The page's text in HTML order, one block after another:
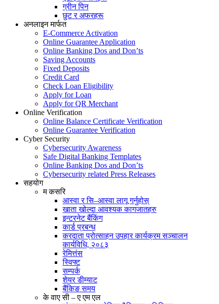
ग्रीन पिन
छुट र अफरहरू
अनलाइन मार्फत
E-Commerce Activation
Online Guarantee Application
Online Banking Dos and Don’ts
Saving Accounts
Fixed Deposits
Credit Card
Check Loan Eligibility
Apply for Loan
Apply for QR Merchant
Online Verification
Online Balance Certificate Verification
Online Guarantee Verification
Cyber Security
Cybersecurity Awareness
Safe Digital Banking Templates
Online Banking Dos and Don’ts
Cybersecurity related Press Releases
सहयोग
म कसरि
आस्वा र सि–आस्वा लागू गर्नुहोस्
खाता खोल्दा आवश्यक कागजातहरु
इन्टरनेट बैंकिंग
कार्ड प्रबन्ध
करदाता प्रोत्साहन उपहार कार्यक्रम सञ्चालन
कार्यविधि, २०८३
रेमित्तंस
स्विफ्ट
सम्पर्क
शेयर डीम्याट
बैंकिङ समय
के वाए सी – ए एम एल